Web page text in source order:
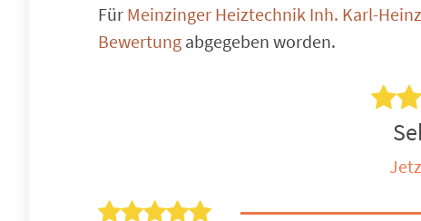
Für Meinzinger Heiztechnik Inh. Karl-
Bewertung abgegeben worden.